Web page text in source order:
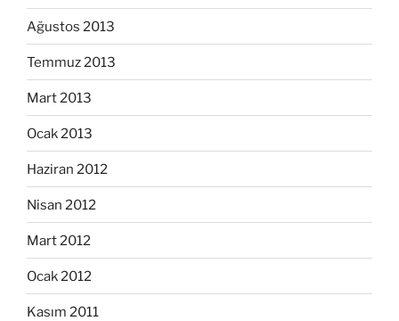
Ağustos 2013
Temmuz 2013
Mart 2013
Ocak 2013
Haziran 2012
Nisan 2012
Mart 2012
Ocak 2012
Kasım 2011